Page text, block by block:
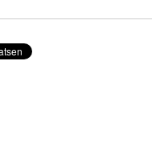
68,00 g